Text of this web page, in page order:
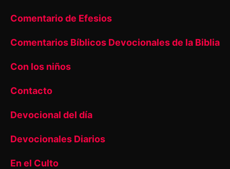
Comentario de Efesios
Comentarios Bíblicos Devocionales de la Biblia
Con los niños
Contacto
Devocional del día
Devocionales Diarios
En el Culto